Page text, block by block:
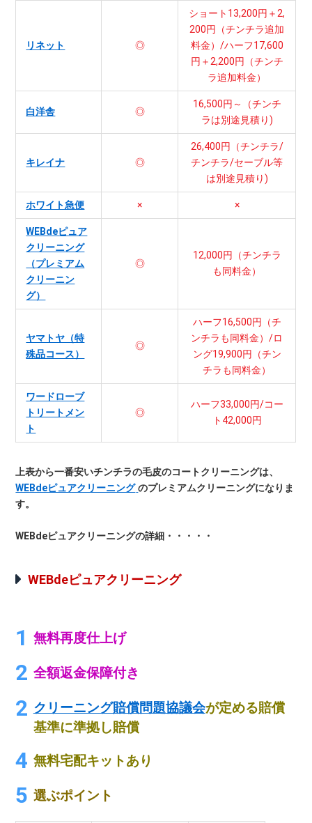
リネット ◎
ショート13,200円＋2,
200円（チンチラ追加
料金）/ハーフ17,600
円＋2,200円（チンチ
ラ追加料金）
白洋舎 ◎
16,500円～（チンチ
ラは別途見積り)
キレイナ ◎
26,400円（チンチラ/
チンチラ/セーブル等
は別途見積り)
ホワイト急便 × ×
WEBdeピュア
クリーニング
（プレミアム
クリーニン
グ）
◎
12,000円（チンチラ
も同料金）
ヤマトヤ（特
殊品コース）
◎
ハーフ16,500円（チ
ンチラも同料金）/ロ
ング19,900円（チン
チラも同料金）
ワードローブ
トリートメン
ト
◎
ハーフ33,000円/コー
ト42,000円
上表から一番安いチンチラの毛皮のコートクリーニングは、
WEBdeピュアクリーニング のプレミアムクリーニングになりま
す。
WEBdeピュアクリーニングの詳細・・・・・
WEBdeピュアクリーニング
無料再度仕上げ
全額返金保障付き
クリーニング賠償問題協議会が定める賠償
基準に準拠し賠償
無料宅配キットあり
選ぶポイント